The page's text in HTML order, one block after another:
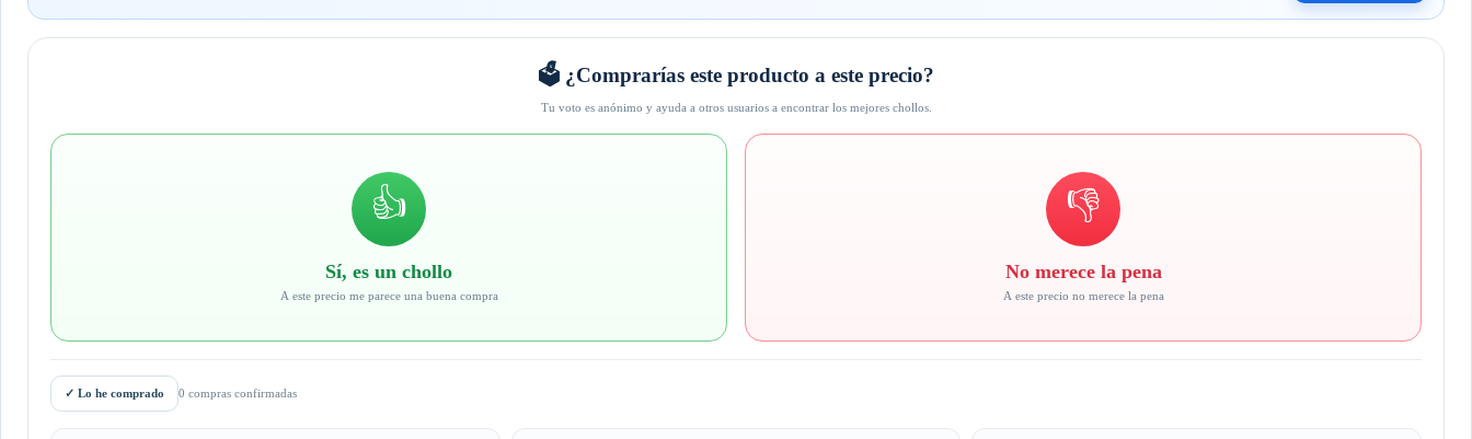
🗳️ ¿Comprarías este producto a este precio?
Tu voto es anónimo y ayuda a otros usuarios a encontrar los mejores chollos.
👍
Sí, es un chollo
A este precio me parece una buena compra
👎
No merece la pena
A este precio no merece la pena
✓ Lo he comprado 0 compras confirmadas